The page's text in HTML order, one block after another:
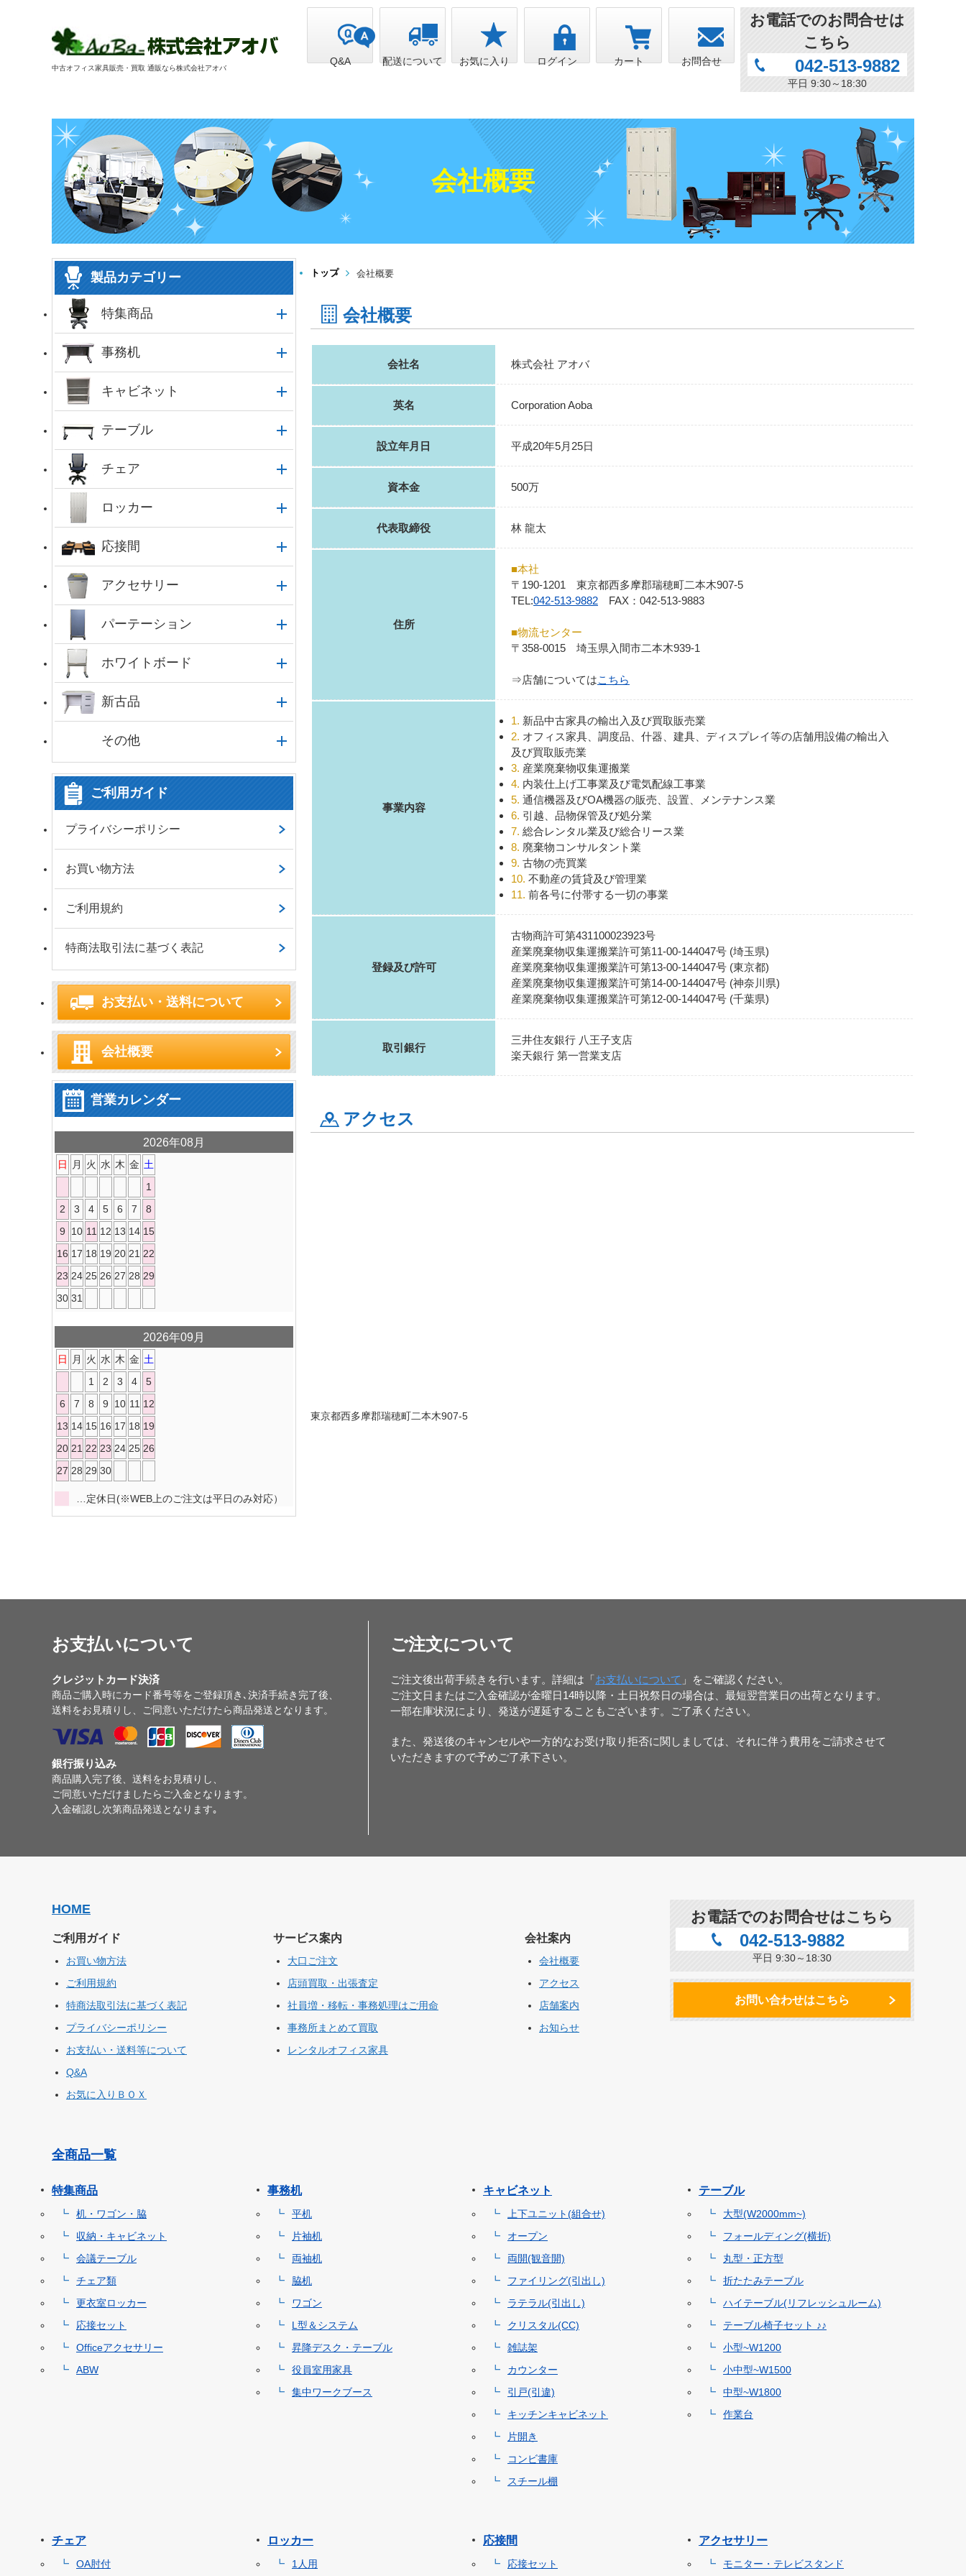
中古オフィス家具販売・買取 通販なら株式会社アオバ
Q&A 配送について お気に入り ログイン カート お問合せ
お電話でのお問合せは
こちら
042-513-9882
平日 9:30～18:30
会社概要
製品カテゴリー
特集商品
事務机
キャビネット
テーブル
チェア
ロッカー
応接間
アクセサリー
パーテーション
ホワイトボード
新古品
その他
ご利用ガイド
プライバシーポリシー
お買い物方法
ご利用規約
特商法取引法に基づく表記
お支払い・送料について
会社概要
営業カレンダー
2026年08月
日 月 火 水 木 金 土
1
2
3 4 5 6 7
8
9
10 11 12 13 14 15
16 17 18 19 20 21 22
23 24 25 26 27 28 29
30 31
2026年09月
日 月 火 水 木 金 土
1
2 3 4
5
6
7 8 9 10 11 12
13 14 15 16 17 18 19
20 21 22 23 24 25 26
27 28 29 30
…定休日(※WEB上のご注文は平日のみ対応）
トップ 会社概要
会社概要
会社名 株式会社 アオバ
英名 Corporation Aoba
設立年月日 平成20年5月25日
資本金 500万
代表取締役 林 龍太
住所
■本社
〒190-1201 東京都西多摩郡瑞穂町二本木907-5
TEL:042-513-9882 FAX：042-513-9883
■物流センター
〒358-0015 埼玉県入間市二本木939-1
⇒店舗についてはこちら
事業内容
1. 新品中古家具の輸出入及び買取販売業
2. オフィス家具、調度品、什器、建具、ディスプレイ等の店舗用設備の輸出入
及び買取販売業
3. 産業廃棄物収集運搬業
4. 内装仕上げ工事業及び電気配線工事業
5. 通信機器及びOA機器の販売、設置、メンテナンス業
6. 引越、品物保管及び処分業
7. 総合レンタル業及び総合リース業
8. 廃棄物コンサルタント業
9. 古物の売買業
10. 不動産の賃貸及び管理業
11. 前各号に付帯する一切の事業
登録及び許可
古物商許可第431100023923号
産業廃棄物収集運搬業許可第11-00-144047号 (埼玉県)
産業廃棄物収集運搬業許可第13-00-144047号 (東京都)
産業廃棄物収集運搬業許可第14-00-144047号 (神奈川県)
産業廃棄物収集運搬業許可第12-00-144047号 (千葉県)
取引銀行
三井住友銀行 八王子支店
楽天銀行 第一営業支店
アクセス
東京都西多摩郡瑞穂町二本木907-5
お支払いについて
クレジットカード決済
商品ご購入時にカード番号等をご登録頂き､決済手続き完了後、
送料をお見積りし、ご同意いただけたら商品発送となります。
銀行振り込み
商品購入完了後、送料をお見積りし、
ご同意いただけましたらご入金となります。
入金確認し次第商品発送となります｡
ご注文について
ご注文後出荷手続きを行います。詳細は「お支払いについて 」をご確認ください。
ご注文日またはご入金確認が金曜日14時以降・土日祝祭日の場合は、最短翌営業日の出荷となります。
一部在庫状況により、発送が遅延することもございます。ご了承ください。
また、発送後のキャンセルや一方的なお受け取り拒否に関しましては、それに伴う費用をご請求させて
いただきますので予めご了承下さい。
HOME
ご利用ガイド
お買い物方法
ご利用規約
特商法取引法に基づく表記
プライバシーポリシー
お支払い・送料等について
Q&A
お気に入りＢＯＸ
サービス案内
大口ご注文
店頭買取・出張査定
社員増・移転・事務処理はご用命
事務所まとめて買取
レンタルオフィス家具
会社案内
会社概要
アクセス
店舗案内
お知らせ
お電話でのお問合せはこちら
042-513-9882
平日 9:30～18:30
お問い合わせはこちら
全商品一覧
特集商品
机・ワゴン・脇
収納・キャビネット
会議テーブル
チェア類
更衣室ロッカー
応接セット
Officeアクセサリー
ABW
事務机
平机
片袖机
両袖机
脇机
ワゴン
L型＆システム
昇降デスク・テーブル
役員室用家具
集中ワークブース
キャビネット
上下ユニット(組合せ)
オープン
両開(観音開)
ファイリング(引出し)
ラテラル(引出し)
クリスタル(CC)
雑誌架
カウンター
引戸(引違)
キッチンキャビネット
片開き
コンビ書庫
スチール棚
テーブル
大型(W2000mm~)
フォールディング(横折)
丸型・正方型
折たたみテーブル
ハイテーブル(リフレッシュルーム)
テーブル椅子セット ♪♪
小型~W1200
小中型~W1500
中型~W1800
作業台
チェア
OA肘付
ロッカー
1人用
応接間
応接セット
アクセサリー
モニター・テレビスタンド